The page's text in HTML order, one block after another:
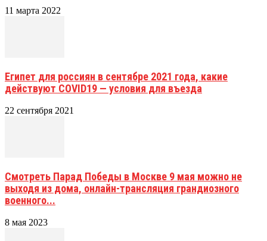
11 марта 2022
Египет для россиян в сентябре 2021 года, какие
действуют COVID19 — условия для въезда
22 сентября 2021
Смотреть Парад Победы в Москве 9 мая можно не
выходя из дома, онлайн-трансляция грандиозного
военного...
8 мая 2023